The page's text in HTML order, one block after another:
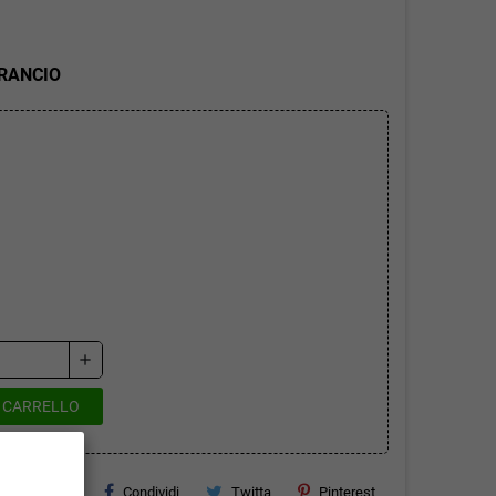
add
Condividi Twitta Pinterest